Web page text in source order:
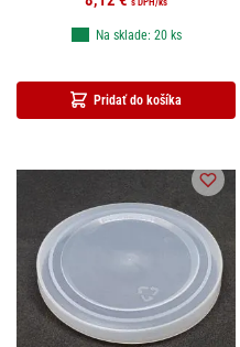
Pridať do košíka
Na sklade: 20 ks